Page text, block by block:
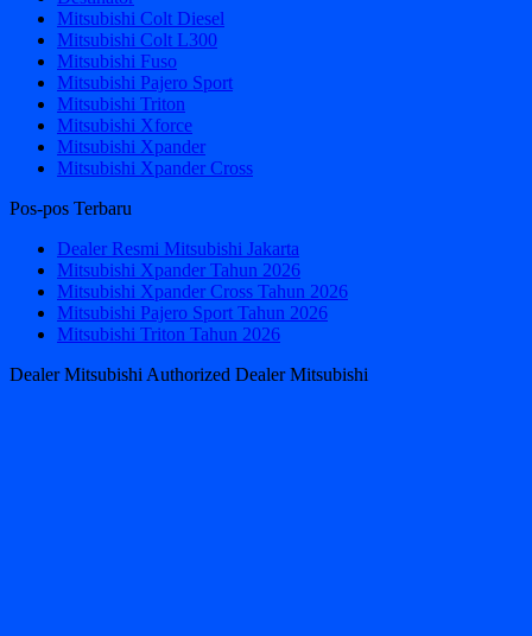
Mitsubishi Colt Diesel
Mitsubishi Colt L300
Mitsubishi Fuso
Mitsubishi Pajero Sport
Mitsubishi Triton
Mitsubishi Xforce
Mitsubishi Xpander
Mitsubishi Xpander Cross
Pos-pos Terbaru
Dealer Resmi Mitsubishi Jakarta
Mitsubishi Xpander Tahun 2026
Mitsubishi Xpander Cross Tahun 2026
Mitsubishi Pajero Sport Tahun 2026
Mitsubishi Triton Tahun 2026
Dealer Mitsubishi Authorized Dealer Mitsubishi